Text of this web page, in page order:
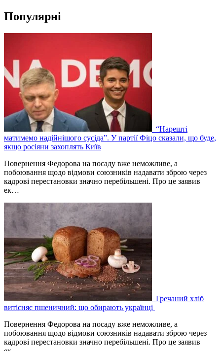
Популярні
“Нарешті
матимемо надійнішого сусіда”. У партії Фіцо сказали, що буде,
якщо росіяни захоплять Київ
Повернення Федорова на посаду вже неможливе, а
побоювання щодо відмови союзників надавати зброю через
кадрові перестановки значно перебільшені. Про це заявив
ек…
Гречаний хліб
витісняє пшеничний: що обирають українці
Повернення Федорова на посаду вже неможливе, а
побоювання щодо відмови союзників надавати зброю через
кадрові перестановки значно перебільшені. Про це заявив